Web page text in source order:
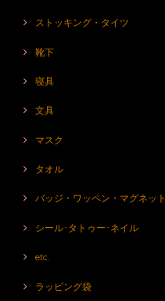
ストッキング・タイツ
靴下
寝具
文具
マスク
タオル
バッジ・ワッペン・マグネット
シール･タトゥー･ネイル
etc.
ラッピング袋